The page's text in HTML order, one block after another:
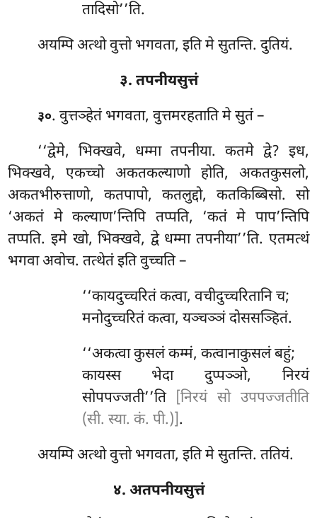
तादिसो’’ति.
अयम्पि अत्थो वुत्तो भगवता, इति मे सुतन्ति. दुतियं.
३. तपनीयसुत्तं
३०. वुत्तञ्हेतं भगवता, वुत्तमरहताति मे सुतं –
‘‘द्वेमे, भिक्खवे, धम्मा तपनीया. कतमे द्वे? इध,
भिक्खवे, एकच्चो अकतकल्याणो होति, अकतकुसलो,
अकतभीरुत्ताणो, कतपापो, कतलुद्दो, कतकिब्बिसो. सो
‘अकतं मे कल्याण’न्तिपि तप्पति, ‘कतं मे पाप’न्तिपि
तप्पति. इमे खो, भिक्खवे, द्वे धम्मा तपनीया’’ति. एतमत्थं
भगवा अवोच. तत्थेतं इति वुच्चति –
‘‘कायदुच्चरितं कत्वा, वचीदुच्चरितानि च;
मनोदुच्चरितंकत्वा, यञ्चञ्ञं दोससञ्हितं.
‘‘अकत्वाकुसलं कम्मं, कत्वानाकुसलं बहुं;
कायस्स भेदा दुप्पञ्ञो, निरयं
सोपपज्जती’’ति [निरयं सो उपपज्जतीति
(सी. स्या. कं. पी.)].
अयम्पि अत्थो वुत्तो भगवता, इति मे सुतन्ति. ततियं.
४. अतपनीयसुत्तं